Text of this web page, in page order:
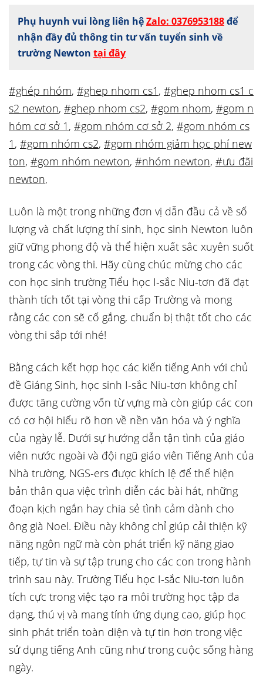
Phụ huynh vui lòng liên hệZalo: 0376953188để
nhận đầy đủ thông tin tư vấn tuyển sinh về
trường Newton tại đây
#ghép nhóm, #ghep nhom cs1 , #ghep nhom cs1 c
s2 newton, #ghep nhom cs2, #gom nhom, #gom n
hóm cơ sở 1 , #gom nhóm cơ sở 2, #gom nhóm cs
1 , #gom nhóm cs2, #gom nhóm giảm học phí new
ton, #gom nhóm newton, #nhóm newton, #ưu đãi
newton,
Luôn là một trong những đơn vị dẫn đầu cả về số
lượng và chất lượng thí sinh, học sinh Newton luôn
giữ vững phong độ và thể hiện xuất sắc xuyên suốt
trong các vòng thi. Hãy cùng chúc mừng cho các
con học sinh trường Tiểu học I-sắc Niu-tơn đã đạt
thành tích tốt tại vòng thi cấp Trường và mong
rằng các con sẽ cố gắng, chuẩn bị thật tốt cho các
vòng thi sắp tới nhé!
Bằng cách kết hợp học các kiến tiếng Anh với chủ
đề Giáng Sinh, học sinh I-sắc Niu-tơn không chỉ
được tăng cường vốn từ vựng mà còn giúp các con
có cơ hội hiểu rõ hơn về nền văn hóa và ý nghĩa
của ngày lễ. Dưới sự hướng dẫn tận tình của giáo
viên nước ngoài và đội ngũ giáo viên Tiếng Anh của
Nhà trường, NGS-ers được khích lệ để thể hiện
bản thân qua việc trình diễn các bài hát, những
đoạn kịch ngắn hay chia sẻ tình cảm dành cho
ông già Noel. Điều này không chỉ giúp cải thiện kỹ
năng ngôn ngữ mà còn phát triển kỹ năng giao
tiếp, tự tin và sự tập trung cho các con trong hành
trình sau này. Trường Tiểu học I-sắc Niu-tơn luôn
tích cực trong việc tạo ra môi trường học tập đa
dạng, thú vị và mang tính ứng dụng cao, giúp học
sinh phát triển toàn diện và tự tin hơn trong việc
sử dụng tiếng Anh cũng như trong cuộc sống hàng
ngày.